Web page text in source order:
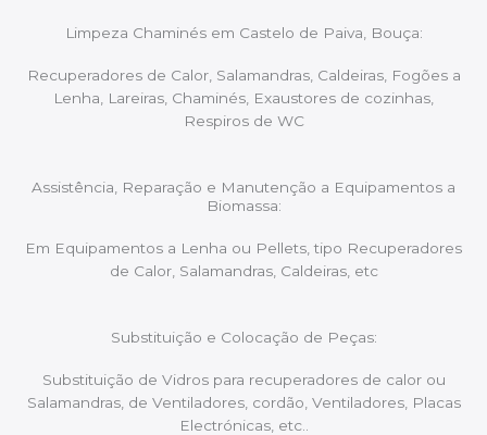
Limpeza Chaminés em Castelo de Paiva, Bouça:
Recuperadores de Calor, Salamandras, Caldeiras, Fogões a
Lenha, Lareiras, Chaminés, Exaustores de cozinhas,
Respiros de WC
Assistência, Reparação e Manutenção a Equipamentos a
Biomassa:
Em Equipamentos a Lenha ou Pellets, tipo Recuperadores
de Calor, Salamandras, Caldeiras, etc
Substituição e Colocação de Peças:
Substituição de Vidros para recuperadores de calor ou
Salamandras, de Ventiladores, cordão, Ventiladores, Placas
Electrónicas, etc..